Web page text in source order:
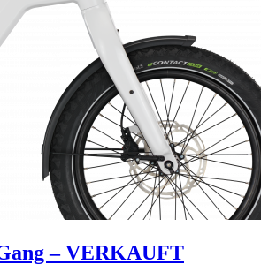
– VERKAUFT